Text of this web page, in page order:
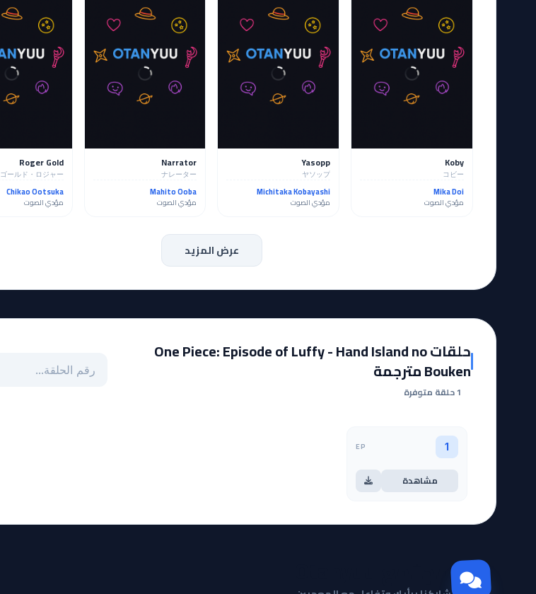
Koby
コビー
Mika Doi
مؤدي الصوت
Yasopp
ヤソップ
Michitaka Kobayashi
مؤدي الصوت
Narrator
ナレーター
Mahito Ooba
مؤدي الصوت
Roger Gold
ゴールド・ロジャー
Chikao Ootsuka
مؤدي الصوت
عرض المزيد
حلقات One Piece: Episode of Luffy - Hand Island no
Bouken مترجمة
1 حلقة متوفرة
بحث عن حلقة بالرقم
1
EP
مشاهدة
مجتمع Otanyuu